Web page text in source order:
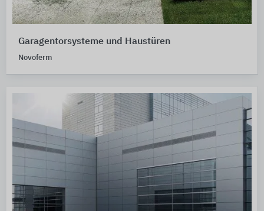
Garagentorsysteme und Haustüren
Novoferm